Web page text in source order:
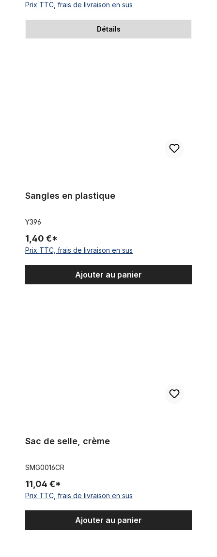
Prix TTC, frais de livraison en sus
Détails
Sangles en plastique
Y396
1,40 €*
Prix TTC, frais de livraison en sus
Ajouter au panier
Sac de selle, crème
SMG0016CR
11,04 €*
Prix TTC, frais de livraison en sus
Ajouter au panier